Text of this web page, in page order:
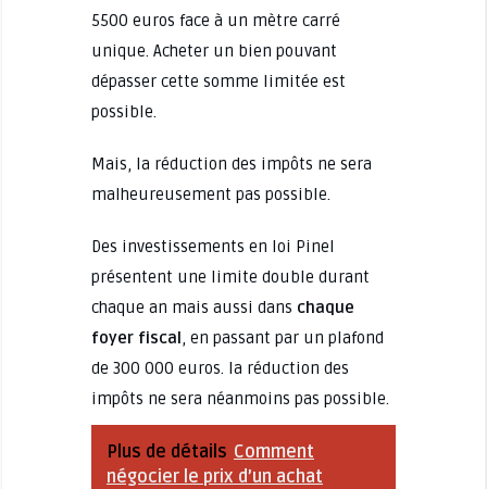
5500 euros face à un mètre carré
unique. Acheter un bien pouvant
dépasser cette somme limitée est
possible.
Mais, la réduction des impôts ne sera
malheureusement pas possible.
Des investissements en loi Pinel
présentent une limite double durant
chaque an mais aussi dans chaque
foyer fiscal, en passant par un plafond
de 300 000 euros. la réduction des
impôts ne sera néanmoins pas possible.
Plus de détails Comment
négocier le prix d’un achat